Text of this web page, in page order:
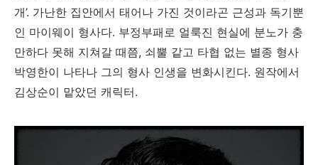
개’. 가난한 집안에서 태어나 가진 것이라곤 근성과 독기뿐
인 마이웨이 형사다. 부정부패로 얼룩진 현실에 분노가 충
만하다 못해 지쳐갈 때쯤, 쇠뿔 같고 타협 없는 별종 형사
박영한이 나타나 그의 형사 인생을 변화시킨다. 원작에서
김상순이 맡았던 캐릭터.